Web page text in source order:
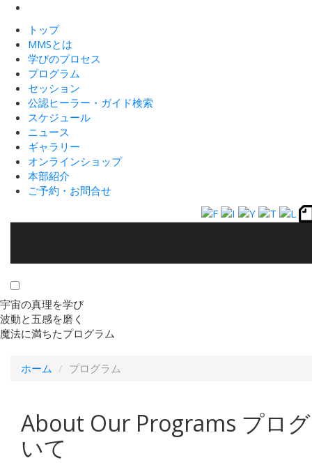
トップ
MMSとは
学びのプロセス
プログラム
セッション
公認ヒーラー・ガイド検索
スケジュール
ニュース
ギャラリー
オンラインショップ
本部紹介
ご予約・お問合せ
宇宙の真理を学び
波動と五感を磨く
魔法に満ちたプログラム
ホーム プログラム
About Our Programs プロ
いて